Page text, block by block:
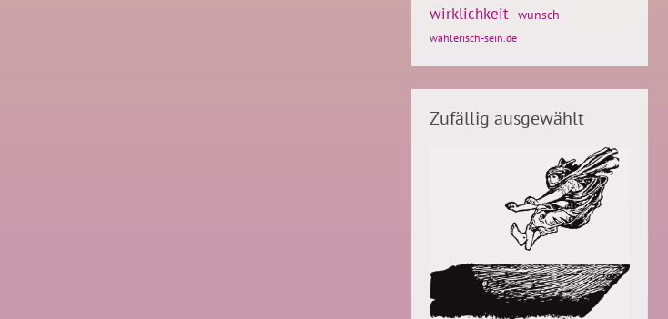
wirklichkeit wunsch
wählerisch-sein.de
Zufällig ausgewählt